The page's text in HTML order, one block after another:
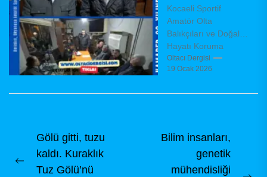
yönetimini
belirledi
Kocaeli Sportif
Amatör Olta
Balıkçıları ve Doğal
Hayatı Koruma
Derneği (KAMADER),
olağanüstü genel
dernek binasında,
Oltacı Dergisi
19 Ocak 2026
Yazı
gezinmesi
Previous
Gölü gitti, tuzu
kaldı. Kuraklık
Tuz Gölü’nü
Bilim insanları,
genetik
mühendisliği